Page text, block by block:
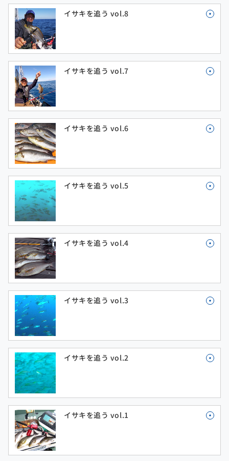
イサキを追う vol.8
イサキを追う vol.7
イサキを追う vol.6
イサキを追う vol.5
イサキを追う vol.4
イサキを追う vol.3
イサキを追う vol.2
イサキを追う vol.1